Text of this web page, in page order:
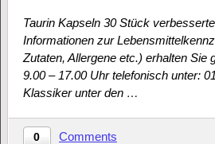
Taurin Kapseln 30 Stück
Informationen zur
Zutaten, Allergene etc.) erhalten Sie
9.00 – 17.00 Uhr telefonisch unter:
Klassiker unter den …
0 Comments